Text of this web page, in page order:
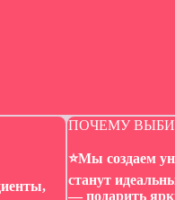
ПОЧЕМУ
⭐️Мы создаем
станут
— подарить